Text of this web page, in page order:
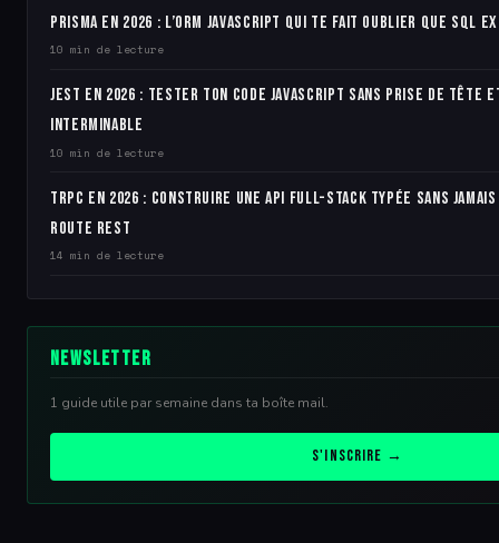
Prisma en 2026 : l’ORM JavaScript qui te fait oublier que SQL
10 min de lecture
Jest en 2026 : tester ton code JavaScript sans prise de tête
interminable
10 min de lecture
tRPC en 2026 : construire une API full-stack typée sans
route REST
14 min de lecture
Newsletter
1 guide utile par semaine dans ta boîte mail.
S'inscrire →